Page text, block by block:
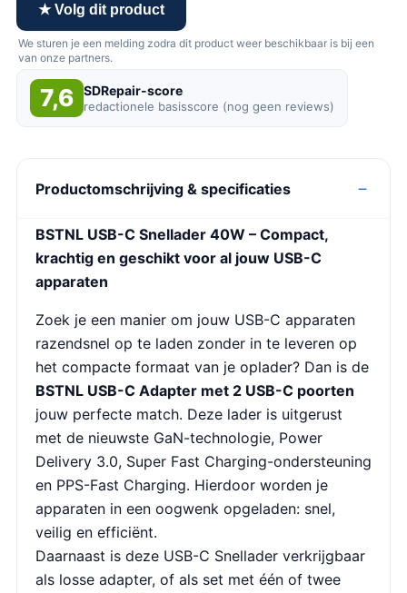
★ Volg dit product
We sturen je een melding zodra dit product weer beschikbaar is bij een
van onze partners.
7,6 SDRepair-score
redactionele basisscore (nog geen reviews)
Productomschrijving & specificaties
BSTNL USB-C Snellader 40W – Compact,
krachtig en geschikt voor al jouw USB-C
apparaten
Zoek je een manier om jouw USB-C apparaten
razendsnel op te laden zonder in te leveren op
het compacte formaat van je oplader? Dan is de
BSTNL USB-C Adapter met 2 USB-C poorten
jouw perfecte match. Deze lader is uitgerust
met de nieuwste GaN-technologie, Power
Delivery 3.0, Super Fast Charging-ondersteuning
en PPS-Fast Charging. Hierdoor worden je
apparaten in een oogwenk opgeladen: snel,
veilig en efficiënt.
Daarnaast is deze USB-C Snellader verkrijgbaar
als losse adapter, of als set met één of twee